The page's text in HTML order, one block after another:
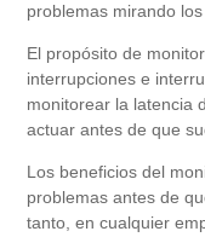
problemas mirando
El propósito de
interrupciones e
monitorear la latencia
actuar antes de que
Los beneficios del
problemas antes de
tanto, en cualquier